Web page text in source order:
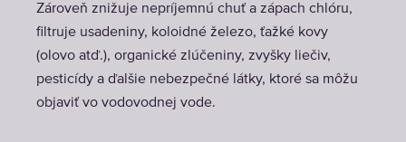
Zároveň znižuje nepríjemnú chuť a zápach chlóru,
filtruje usadeniny, koloidné železo, ťažké kovy
(olovo atď.), organické zlúčeniny, zvyšky liečiv,
pesticídy a ďalšie nebezpečné látky, ktoré sa môžu
objaviť vo vodovodnej vode.